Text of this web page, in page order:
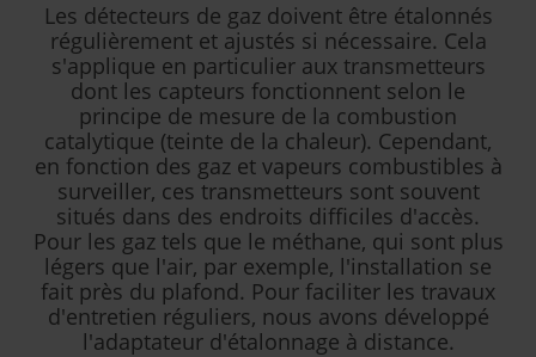
Les détecteurs de gaz doivent être étalonnés
régulièrement et ajustés si nécessaire. Cela
s'applique en particulier aux transmetteurs
dont les capteurs fonctionnent selon le
principe de mesure de la combustion
catalytique (teinte de la chaleur). Cependant,
en fonction des gaz et vapeurs combustibles à
surveiller, ces transmetteurs sont souvent
situés dans des endroits difficiles d'accès.
Pour les gaz tels que le méthane, qui sont plus
légers que l'air, par exemple, l'installation se
fait près du plafond. Pour faciliter les travaux
d'entretien réguliers, nous avons développé
l'adaptateur d'étalonnage à distance.